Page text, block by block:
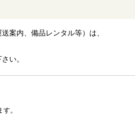
案内、備品レンタル等）は、
い。
。